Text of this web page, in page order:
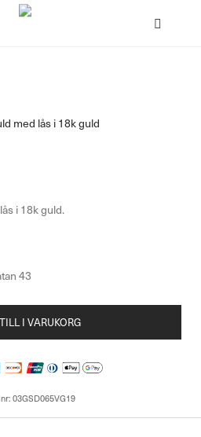
med lås i 18k guld
i 18k guld.
I VARUKORG
03GSD065VG19